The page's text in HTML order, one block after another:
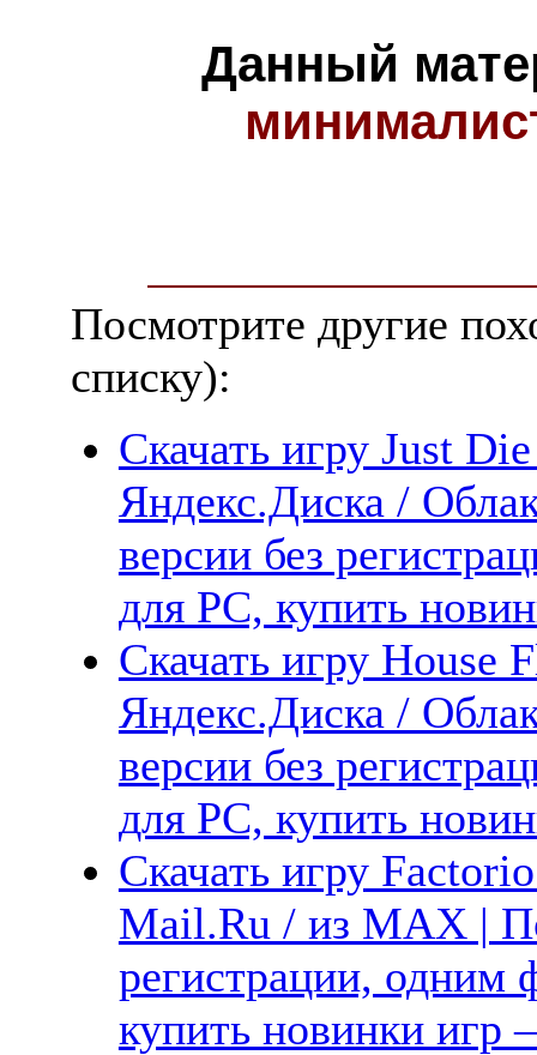
Данный
Посмотрите другие
списку):
Скачать игру Just
Яндекс.Диска /
версии без
для PC, купить
Скачать игру House
Яндекс.Диска /
версии без
для PC, купить
Скачать игру
Mail.Ru / из MAX |
регистрации, одним
купить новинки